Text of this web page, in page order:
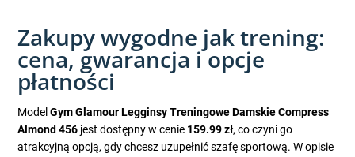
Zakupy wygodne jak trening:
cena, gwarancja i opcje
płatności
ModelGym Glamour Legginsy Treningowe Damskie Compress
Almond 456 jest dostępny w cenie 159.99 zł, co czyni go
atrakcyjną opcją, gdy chcesz uzupełnić szafę sportową. W opisie